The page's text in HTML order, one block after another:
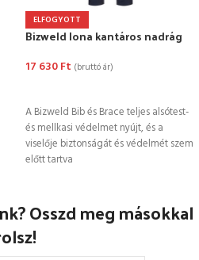
ELFOGYOTT
Bizweld Iona kantáros nadrág
17 630Ft (bruttó ár)
A Bizweld Bib és Brace teljes alsótest-
és mellkasi védelmet nyújt, és a
viselője biztonságát és védelmét szem
előtt tartva
Osszd meg másokkal